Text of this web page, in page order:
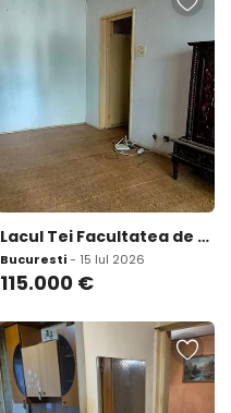
Lacul Tei Facultatea de Constructii
Bucuresti- 15 Iul 2026
115.000 €